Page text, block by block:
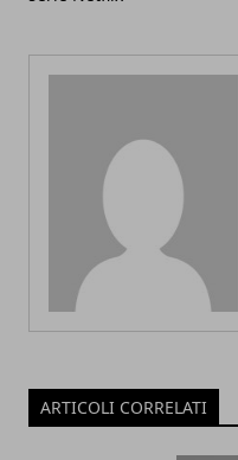
ARTICOLI CORRELATI